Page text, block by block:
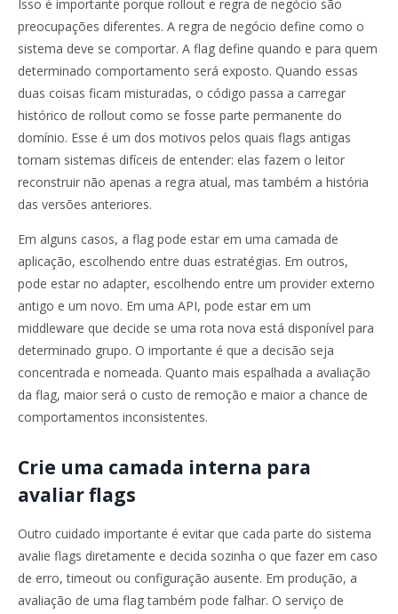
Isso é importante porque rollout e regra de negócio são
preocupações diferentes. A regra de negócio define como o
sistema deve se comportar. A flag define quando e para quem
determinado comportamento será exposto. Quando essas
duas coisas ficam misturadas, o código passa a carregar
histórico de rollout como se fosse parte permanente do
domínio. Esse é um dos motivos pelos quais flags antigas
tornam sistemas difíceis de entender: elas fazem o leitor
reconstruir não apenas a regra atual, mas também a história
das versões anteriores.
Em alguns casos, a flag pode estar em uma camada de
aplicação, escolhendo entre duas estratégias. Em outros,
pode estar no adapter, escolhendo entre um provider externo
antigo e um novo. Em uma API, pode estar em um
middleware que decide se uma rota nova está disponível para
determinado grupo. O importante é que a decisão seja
concentrada e nomeada. Quanto mais espalhada a avaliação
da flag, maior será o custo de remoção e maior a chance de
comportamentos inconsistentes.
Crie uma camada interna para
avaliar flags
Outro cuidado importante é evitar que cada parte do sistema
avalie flags diretamente e decida sozinha o que fazer em caso
de erro, timeout ou configuração ausente. Em produção, a
avaliação de uma flag também pode falhar. O serviço de